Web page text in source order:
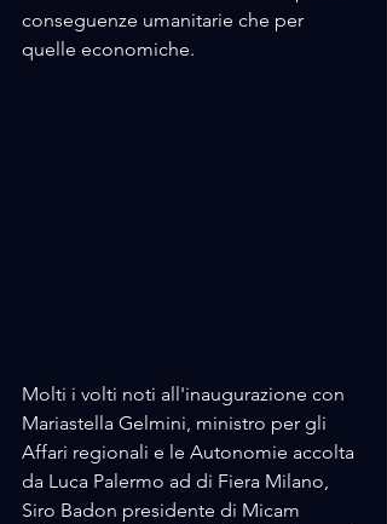
conseguenze umanitarie che per
quelle economiche.
Molti i volti noti all'inaugurazione con
Mariastella Gelmini, ministro per gli
Affari regionali e le Autonomie accolta
da Luca Palermo ad di Fiera Milano,
Siro Badon presidente di Micam